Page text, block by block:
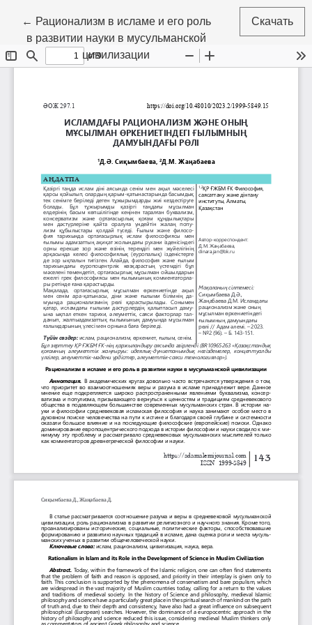
← Вернуться к Подробностям о статье
Рационализм в исламе и его роль
в развитии науки в мусульманской
цивилизации
Скачать